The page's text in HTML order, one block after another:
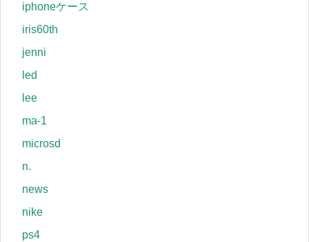
iphoneケース
iris60th
jenni
led
lee
ma-1
microsd
n.
news
nike
ps4